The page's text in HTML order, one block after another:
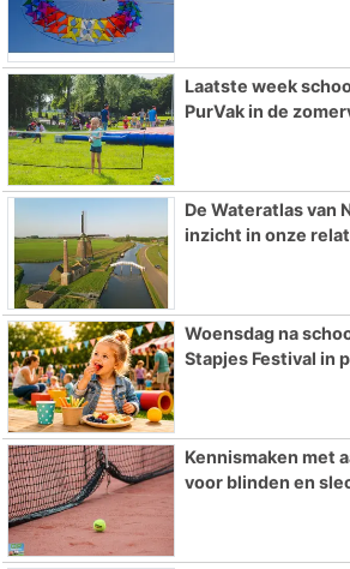
Laatste week
PurVak in de
De Wateratlas van
inzicht in onze
Woensdag na
Stapjes Festival in
Kennismaken met
voor blinden en